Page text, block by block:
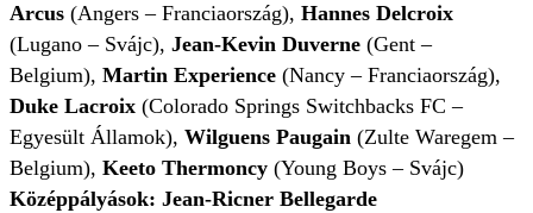
Arcus (Angers – Franciaország), Hannes Delcroix
(Lugano – Svájc), Jean-Kevin Duverne (Gent –
Belgium), Martin Experience (Nancy – Franciaország),
Duke Lacroix (Colorado Springs Switchbacks FC –
Egyesült Államok), Wilguens Paugain (Zulte Waregem –
Belgium), Keeto Thermoncy (Young Boys – Svájc)
Középpályások: Jean-Ricner Bellegarde